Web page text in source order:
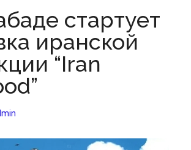
стартует
иранской
“Iran